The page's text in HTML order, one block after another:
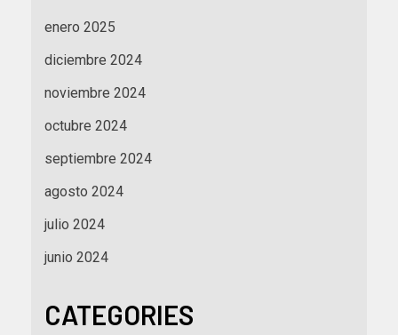
enero 2025
diciembre 2024
noviembre 2024
octubre 2024
septiembre 2024
agosto 2024
julio 2024
junio 2024
CATEGORIES